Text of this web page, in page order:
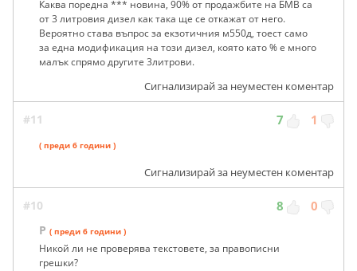
Каква поредна *** новина, 90% от продажбите на БМВ са
от 3 литровия дизел как така ще се откажат от него.
Вероятно става въпрос за екзотичния м550д, тоест само
за една модификация на този дизел, която като % е много
малък спрямо другите 3литрови.
Сигнализирай за неуместен коментар
#11 7 1
( преди 6 години )
Сигнализирай за неуместен коментар
#10 8 0
Р ( преди 6 години )
Никой ли не проверява текстовете, за правописни
грешки?